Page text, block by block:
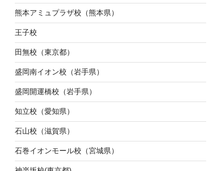
熊本アミュプラザ校（熊本県）
王子校
田無校（東京都）
盛岡南イオン校（岩手県）
盛岡開運橋校（岩手県）
知立校（愛知県）
石山校（滋賀県）
石巻イオンモール校（宮城県）